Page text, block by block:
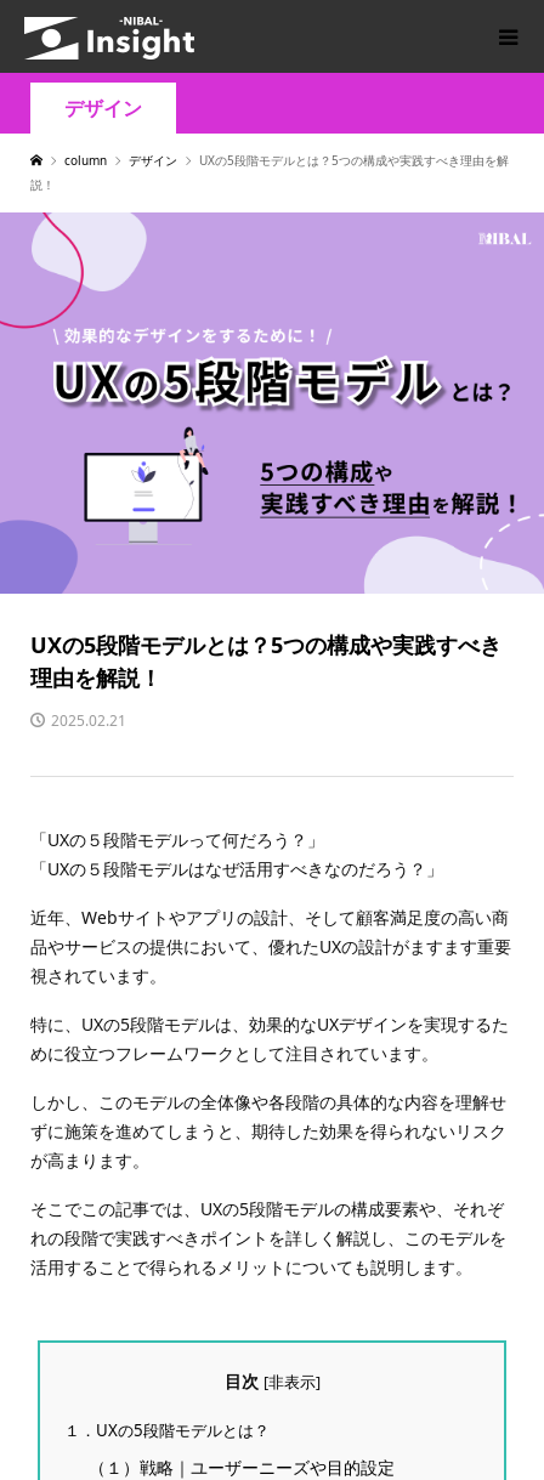
デザイン
column デザイン
UXの5段階モデルとは？5つの構成や実践すべき理由を解
説！
UXの5段階モデルとは？5つの構成や実践すべき
理由を解説！
2025.02.21
「UXの５段階モデルって何だろう？」
「UXの５段階モデルはなぜ活用すべきなのだろう？」
近年、Webサイトやアプリの設計、そして顧客満足度の高い商
品やサービスの提供において、優れたUXの設計がますます重要
視されています。
特に、UXの5段階モデルは、効果的なUXデザインを実現するた
めに役立つフレームワークとして注目されています。
しかし、このモデルの全体像や各段階の具体的な内容を理解せ
ずに施策を進めてしまうと、期待した効果を得られないリスク
が高まります。
そこでこの記事では、UXの5段階モデルの構成要素や、それぞ
れの段階で実践すべきポイントを詳しく解説し、このモデルを
活用することで得られるメリットについても説明します。
目次 [非表示]
１．UXの5段階モデルとは？
（１）戦略｜ユーザーニーズや目的設定